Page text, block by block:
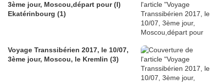
3ème jour, Moscou,départ pour (I)
Ekatérinbourg (1)
Voyage Transsibérien 2017, le 10/07,
3ème jour, Moscou, le Kremlin (3)